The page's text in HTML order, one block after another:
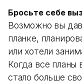
Бросьте себе
Возможно вы
планке,
или хотели
Когда все планы
стало больше